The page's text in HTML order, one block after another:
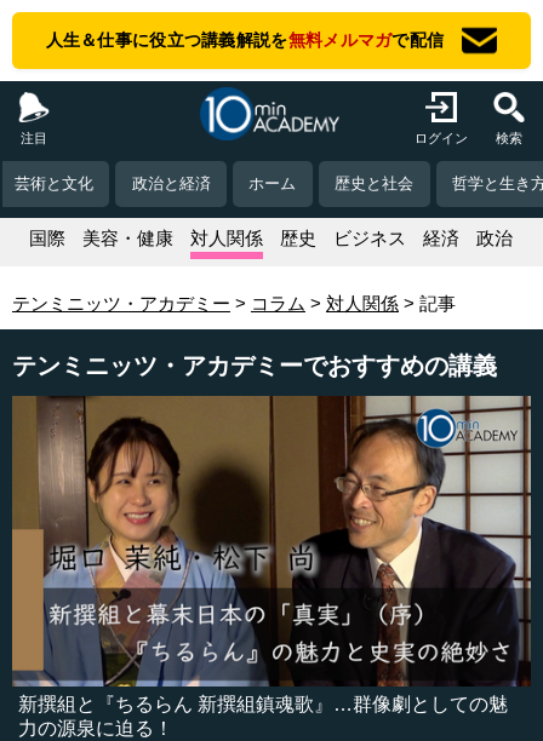
人生＆仕事に役立つ講義解説を無料メルマガで配信
注目 ログイン 検索
芸術と文化 政治と経済 ホーム 歴史と社会 哲学と生き
国際 美容・健康 対人関係 歴史 ビジネス 経済 政治
テンミニッツ・アカデミー コラム 対人関係 記事
テンミニッツ・アカデミーでおすすめの講義
新撰組と『ちるらん 新撰組鎮魂歌』…群像劇としての魅
力の源泉に迫る！